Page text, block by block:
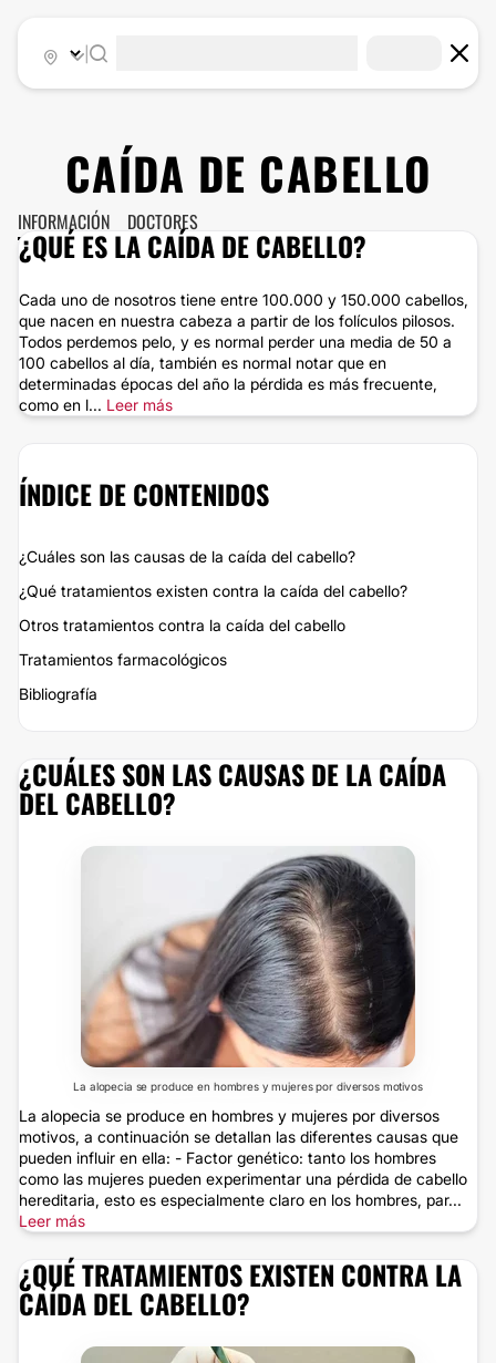
CAÍDA DE CABELLO
INFORMACIÓN DOCTORES
¿QUÉ ES LA CAÍDA DE CABELLO?
Cada uno de nosotros tiene entre 100.000 y 150.000 cabellos,
que nacen en nuestra cabeza a partir de los folículos pilosos.
Todos perdemos pelo, y es normal perder una media de 50 a
100 cabellos al día, también es normal notar que en
determinadas épocas del año la pérdida es más frecuente,
como en l... Leer más
ÍNDICE DE CONTENIDOS
¿Cuáles son las causas de la caída del cabello?
¿Qué tratamientos existen contra la caída del cabello?
Otros tratamientos contra la caída del cabello
Tratamientos farmacológicos
Bibliografía
¿CUÁLES SON LAS CAUSAS DE LA CAÍDA
DEL CABELLO?
La alopecia se produce en hombres y mujeres por diversos motivos
La alopecia se produce en hombres y mujeres por diversos
motivos, a continuación se detallan las diferentes causas que
pueden influir en ella: - Factor genético: tanto los hombres
como las mujeres pueden experimentar una pérdida de cabello
hereditaria, esto es especialmente claro en los hombres, par...
Leer más
¿QUÉ TRATAMIENTOS EXISTEN CONTRA LA
CAÍDA DEL CABELLO?